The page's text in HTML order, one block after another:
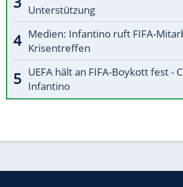
Unterstützung
Medien: Infantino ruft FIFA-
Krisentreffen
UEFA hält an FIFA-Boykott fest -
Infantino